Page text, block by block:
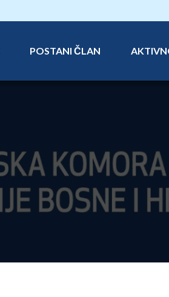
POSTANI ČLAN